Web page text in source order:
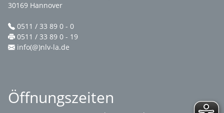
30169 Hannover
0511 / 33 89 0 - 0
0511 / 33 89 0 - 19
info(@)nlv-la.de
Öffnungszeiten